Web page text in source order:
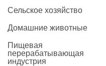
Сельское хозяйство
Домашние животные
Пищевая
перерабатывающая
индустрия